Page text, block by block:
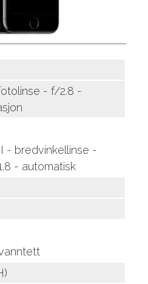
- f/2.8 -
- bredvinkellinse -
- automatisk